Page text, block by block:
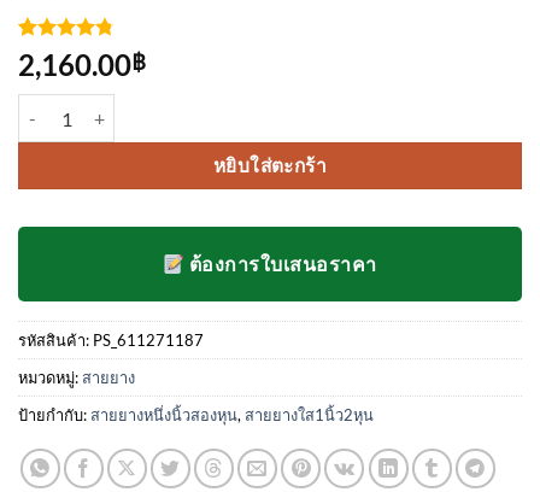
ให้คะแนน
4.75จาก
5 คะแนน
เต็มบน
4
การให้
2,160.00฿
หยิบใส่ตะกร้า
ต้องการใบเสนอราคา
รหัสสินค้า: PS_611271187
หมวดหมู่: สายยาง
ป้ายกำกับ: สายยางหนึ่งนิ้วสองหุน, สายยางใส1นิ้ว2หุน